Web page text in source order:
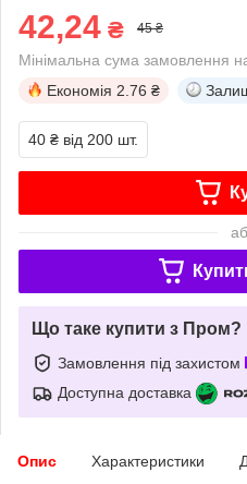
42,24 ₴ 45 ₴
Мінімальна сума замовлення
Економія 2.76 ₴
40 ₴ від 200 шт.
Що таке купити з Пром?
Замовлення під захистом
Доступна доставка
Опис Характеристики